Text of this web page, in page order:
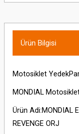
Ürün Bilgisi
Motosiklet
MONDIAL
Ürün Adi:MONDIAL
REVENGE ORJ